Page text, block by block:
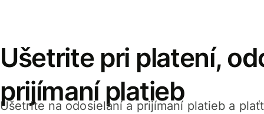
Ušetrite pri platení,
prijímaní platieb
Ušetrite na odosielaní a prijímaní platieb a